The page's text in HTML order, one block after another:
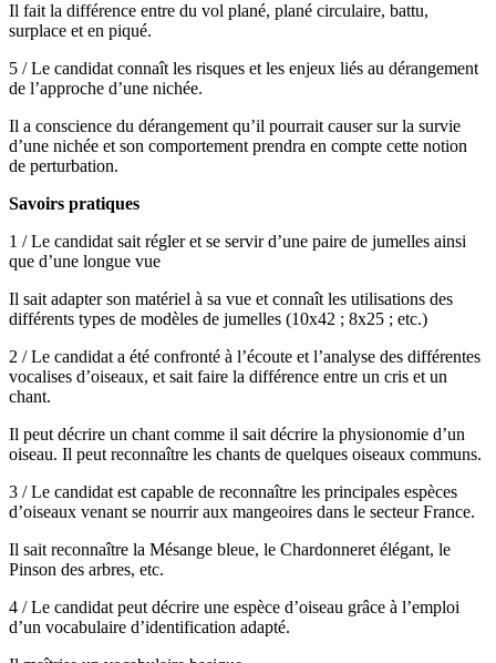
Il fait la différence entre du vol plané, plané circulaire, battu,
surplace et en piqué.
5 / Le candidat connaît les risques et les enjeux liés au dérangement
de l’approche d’une nichée.
Il a conscience du dérangement qu’il pourrait causer sur la survie
d’une nichée et son comportement prendra en compte cette notion
de perturbation.
Savoirs pratiques
1 / Le candidat sait régler et se servir d’une paire de jumelles ainsi
que d’une longue vue
Il sait adapter son matériel à sa vue et connaît les utilisations des
différents types de modèles de jumelles (10x42 ; 8x25 ; etc.)
2 / Le candidat a été confronté à l’écoute et l’analyse des différentes
vocalises d’oiseaux, et sait faire la différence entre un cris et un
chant.
Il peut décrire un chant comme il sait décrire la physionomie d’un
oiseau. Il peut reconnaître les chants de quelques oiseaux communs.
3 / Le candidat est capable de reconnaître les principales espèces
d’oiseaux venant se nourrir aux mangeoires dans le secteur France.
Il sait reconnaître la Mésange bleue, le Chardonneret élégant, le
Pinson des arbres, etc.
4 / Le candidat peut décrire une espèce d’oiseau grâce à l’emploi
d’un vocabulaire d’identification adapté.